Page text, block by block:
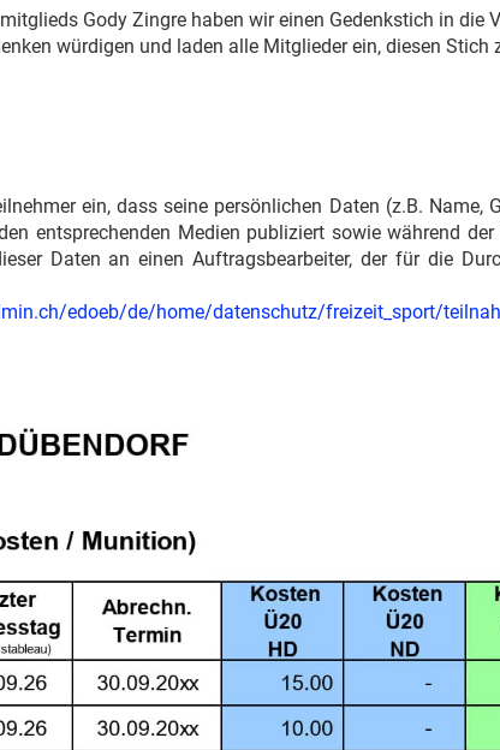
Gody Zingre haben wir einen Gedenkstich in die
würdigen und laden alle Mitglieder ein, diesen Stich
ein, dass seine persönlichen Daten (z.B. Name,
entsprechenden Medien publiziert sowie während
Daten an einen Auftragsbearbeiter, der für die
edoeb/de/home/datenschutz/freizeit_sport/